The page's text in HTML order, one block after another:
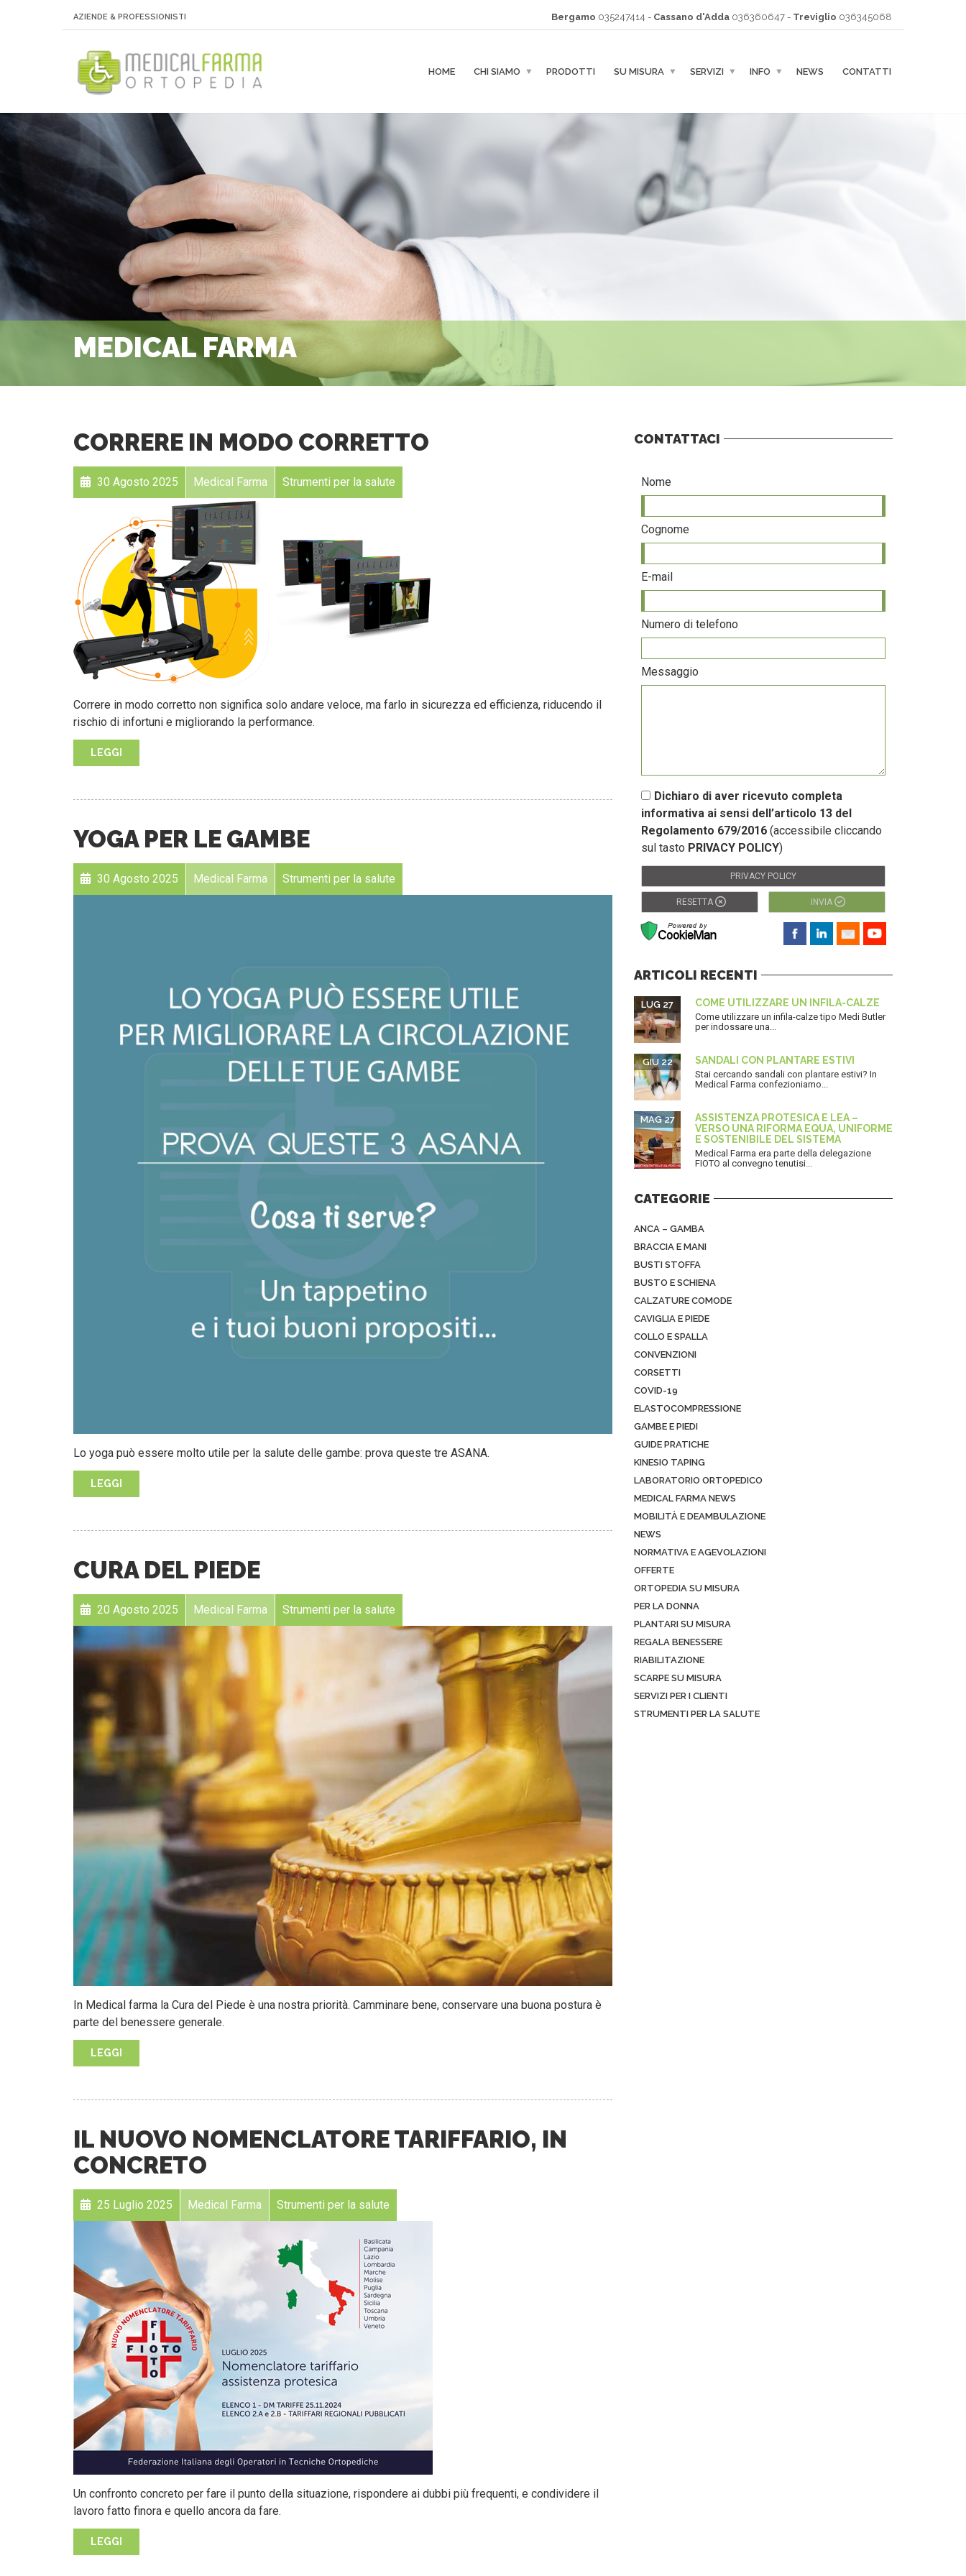
AZIENDE & PROFESSIONISTI Bergamo 035247414 - Cassano d'Adda 036360647 - Treviglio 036345068
HOME CHI SIAMO PRODOTTI SU MISURA SERVIZI INFO NEWS CONTATTI
MEDICAL FARMA
CORRERE IN MODO CORRETTO
30 Agosto 2025 Medical Farma Strumenti per la salute
Correre in modo corretto non significa solo andare veloce, ma farlo in sicurezza ed efficienza, riducendo il
rischio di infortuni e migliorando la performance.
LEGGI
YOGA PER LE GAMBE
30 Agosto 2025 Medical Farma Strumenti per la salute
Lo yoga può essere molto utile per la salute delle gambe: prova queste tre ASANA.
LEGGI
CURA DEL PIEDE
20 Agosto 2025 Medical Farma Strumenti per la salute
In Medical farma la Cura del Piede è una nostra priorità. Camminare bene, conservare una buona postura è
parte del benessere generale.
LEGGI
IL NUOVO NOMENCLATORE TARIFFARIO, IN
CONCRETO
25 Luglio 2025 Medical Farma Strumenti per la salute
Un confronto concreto per fare il punto della situazione, rispondere ai dubbi più frequenti, e condividere il
lavoro fatto finora e quello ancora da fare.
LEGGI
CONTATTACI
Nome
Cognome
E-mail
Numero di telefono
Messaggio
Dichiaro di aver ricevuto completa
informativa ai sensi dell’articolo 13 del
Regolamento 679/2016 (accessibile cliccando
sul tasto PRIVACY POLICY)
PRIVACY POLICY
RESETTA INVIA
ARTICOLI RECENTI
COME UTILIZZARE UN INFILA-CALZE
LUG 27
Come utilizzare un infila-calze tipo Medi Butler
per indossare una...
SANDALI CON PLANTARE ESTIVI
GIU 22
Stai cercando sandali con plantare estivi? In
Medical Farma confezioniamo...
ASSISTENZA PROTESICA E LEA –
VERSO UNA RIFORMA EQUA, UNIFORME
E SOSTENIBILE DEL SISTEMA
MAG 27
Medical Farma era parte della delegazione
FIOTO al convegno tenutisi...
CATEGORIE
ANCA – GAMBA
BRACCIA E MANI
BUSTI STOFFA
BUSTO E SCHIENA
CALZATURE COMODE
CAVIGLIA E PIEDE
COLLO E SPALLA
CONVENZIONI
CORSETTI
COVID-19
ELASTOCOMPRESSIONE
GAMBE E PIEDI
GUIDE PRATICHE
KINESIO TAPING
LABORATORIO ORTOPEDICO
MEDICAL FARMA NEWS
MOBILITÀ E DEAMBULAZIONE
NEWS
NORMATIVA E AGEVOLAZIONI
OFFERTE
ORTOPEDIA SU MISURA
PER LA DONNA
PLANTARI SU MISURA
REGALA BENESSERE
RIABILITAZIONE
SCARPE SU MISURA
SERVIZI PER I CLIENTI
STRUMENTI PER LA SALUTE